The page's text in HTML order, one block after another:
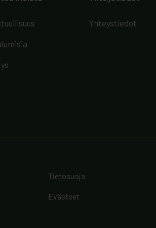
Yhteystiedot
Tietosuoja
Evästeet